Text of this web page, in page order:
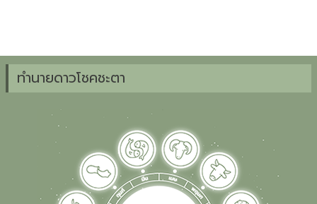
ทำนายดาวโชคชะตา